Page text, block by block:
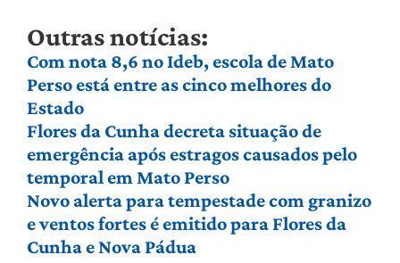
Outras notícias:
Com nota 8,6 no Ideb, escola de Mato
Perso está entre as cinco melhores do
Estado
Flores da Cunha decreta situação de
emergência após estragos causados pelo
temporal em Mato Perso
Novo alerta para tempestade com granizo
e ventos fortes é emitido para Flores da
Cunha e Nova Pádua